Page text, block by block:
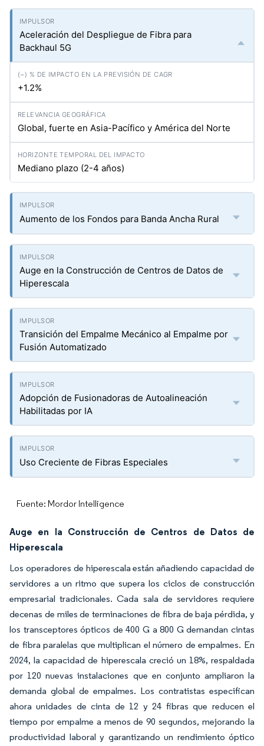
Aceleración del Despliegue de Fibra para
Backhaul 5G
+1.2%
Global, fuerte en Asia-Pacífico y América del Norte
Mediano plazo (2-4 años)
Aumento de los Fondos para Banda Ancha Rural
Auge en la Construcción de Centros de Datos de
Hiperescala
Transición del Empalme Mecánico al Empalme por
Fusión Automatizado
Adopción de Fusionadoras de Autoalineación
Habilitadas por IA
Uso Creciente de Fibras Especiales
Fuente: Mordor Intelligence
Auge en la Construcción de Centros de Datos de
Hiperescala
Los operadores de hiperescala están añadiendo capacidad de
servidores a un ritmo que supera los ciclos de construcción
empresarial tradicionales. Cada sala de servidores requiere
decenas de miles de terminaciones de fibra de baja pérdida, y
los transceptores ópticos de 400 G a 800 G demandan cintas
de fibra paralelas que multiplican el número de empalmes. En
2024, la capacidad de hiperescala creció un 18%, respaldada
por 120 nuevas instalaciones que en conjunto ampliaron la
demanda global de empalmes. Los contratistas especifican
ahora unidades de cinta de 12 y 24 fibras que reducen el
tiempo por empalme a menos de 90 segundos, mejorando la
productividad laboral y garantizando un rendimiento óptico